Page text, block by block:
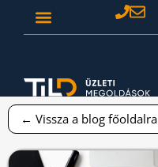
← Vissza a blog főoldalra